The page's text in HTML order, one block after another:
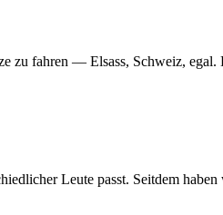
zu fahren — Elsass, Schweiz,
Leute passt. Seitdem haben